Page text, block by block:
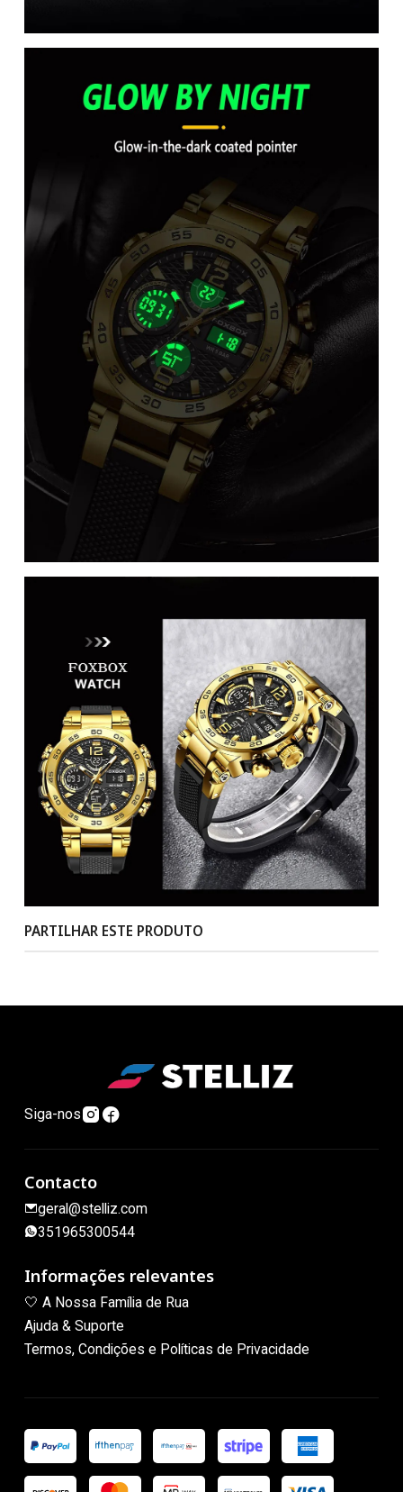
PARTILHAR ESTE PRODUTO
Siga-nos
Contacto
geral@stelliz.com
351965300544
Informações relevantes
🤍 A Nossa Família de Rua
Ajuda & Suporte
Termos, Condições e Políticas de Privacidade